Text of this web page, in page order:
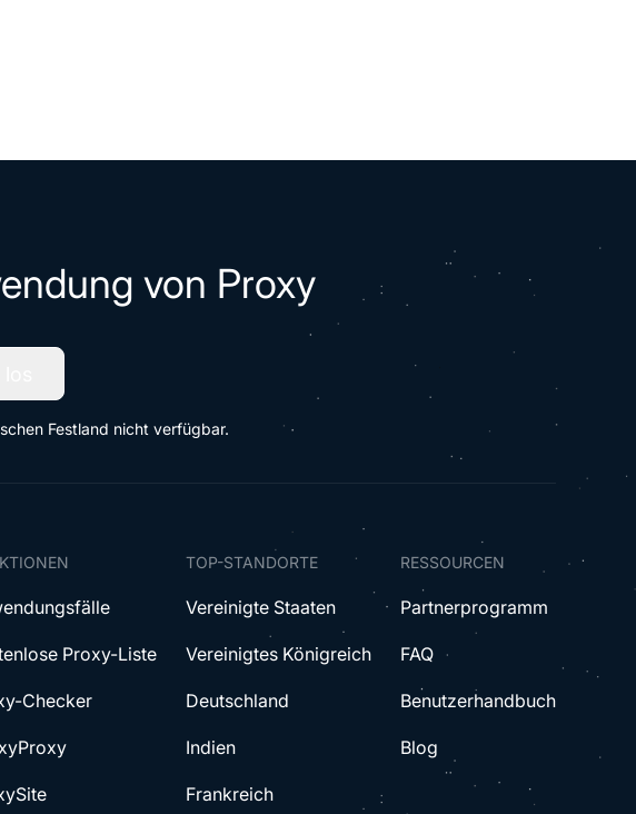
von Proxy
Festland nicht verfügbar.
Proxy-Liste
Checker
TOP-STANDORTE
Vereinigte Staaten
Vereinigtes Königreich
Deutschland
Indien
Frankreich
RESSOURCEN
Partnerprogramm
FAQ
Benutzerhandbuch
Blog